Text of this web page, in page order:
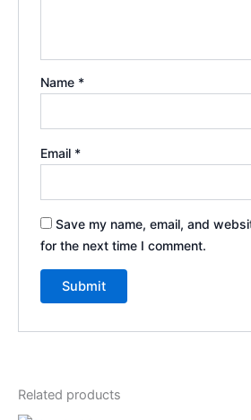
Name *
Email *
Save my name, email, and
for the next time I comment.
Related products